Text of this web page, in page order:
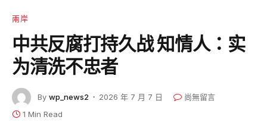
兩岸
中共反腐打持久战 知情人：实
为清洗不忠者
By wp_news2 2026 年 7 月 7 日
尚無留言
1 Min Read